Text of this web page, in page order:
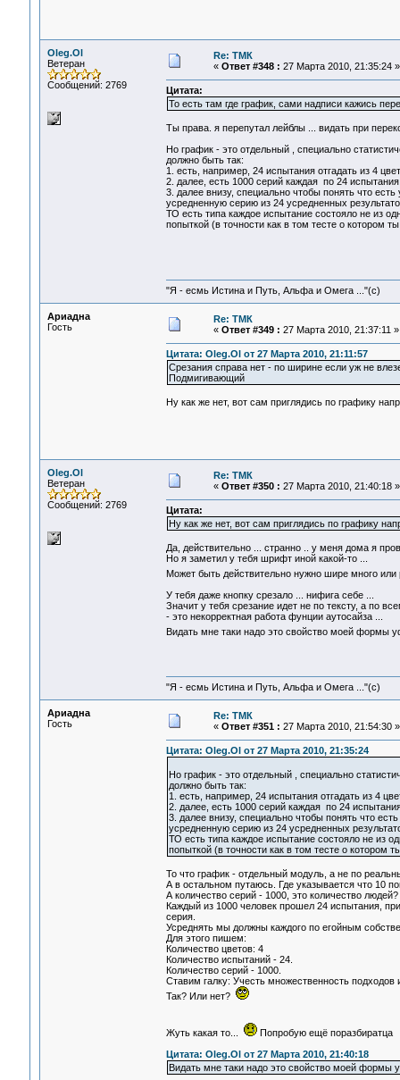
Oleg.Ol
Ветеран
Сообщений: 2769
Re: ТМК
« Ответ #348 : 27 Марта 2010, 21:35:24 »
Цитата:
То есть там где график, сами надписи кажись
Ты права. я перепутал лейблы ... видать при
Но график - это отдельный , специально
должно быть так:
1. есть, например, 24 испытания отгадать из 4
2. далее, есть 1000 серий каждая по 24 испытания
3. далее внизу, специально чтобы понять что
усредненную серию из 24 усредненных
ТО есть типа каждое испытание состояло не из
попыткой (в точности как в том тесте о котором
"Я - есмь Истина и Путь, Альфа и Омега ..."(с)
Ариадна
Гость
Re: ТМК
« Ответ #349 : 27 Марта 2010, 21:37:11 »
Цитата: Oleg.Ol от 27 Марта 2010, 21:11:57
Срезания справа нет - по ширине если уж не
Подмигивающий
Ну как же нет, вот сам приглядись по графику
Oleg.Ol
Ветеран
Сообщений: 2769
Re: ТМК
« Ответ #350 : 27 Марта 2010, 21:40:18 »
Цитата:
Ну как же нет, вот сам приглядись по графику
Да, действительно ... странно .. у меня дома я
Но я заметил у тебя шрифт иной какой-то ...
Может быть действительно нужно шире много
У тебя даже кнопку срезало ... нифига себе ...
Значит у тебя срезание идет не по тексту, а по
- это некорректная работа фунции аутосайза ...
Видать мне таки надо это свойство моей формы
"Я - есмь Истина и Путь, Альфа и Омега ..."(с)
Ариадна
Гость
Re: ТМК
« Ответ #351 : 27 Марта 2010, 21:54:30 »
Цитата: Oleg.Ol от 27 Марта 2010, 21:35:24
Но график - это отдельный , специально
должно быть так:
1. есть, например, 24 испытания отгадать из 4
2. далее, есть 1000 серий каждая по 24
3. далее внизу, специально чтобы понять что
усредненную серию из 24 усредненных
ТО есть типа каждое испытание состояло не из
попыткой (в точности как в том тесте о котором
То что график - отдельный модуль, а не по
А в остальном путаюсь. Где указывается что 10
А количество серий - 1000, это количество людей?
Каждый из 1000 человек прошел 24 испытания,
серия.
Усреднять мы должны каждого по егойным
Для этого пишем:
Количество цветов: 4
Количество испытаний - 24.
Количество серий - 1000.
Ставим галку: Учесть множественность
Так? Или нет?
Жуть какая то...
Попробую ещё поразбиратца
Цитата: Oleg.Ol от 27 Марта 2010, 21:40:18
Видать мне таки надо это свойство моей